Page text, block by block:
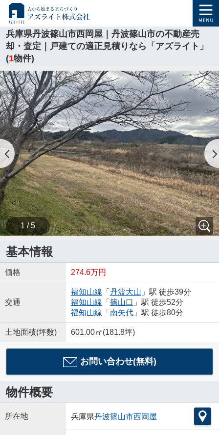
兵庫県丹波篠山市西岡屋｜丹波篠山市の不動産売
却・査定｜戸建ての適正見積りなら「アズライト」
(1物件)
1 / 5
基本情報
価格 274.6万円
交通
福知山線 「 丹波大山 」駅 徒歩39分
福知山線 「 篠山口 」駅 徒歩52分
福知山線 「 南矢代」駅 徒歩80分
土地面積(坪数) 601.00㎡(181.8坪)
お問い合わせ(無料)
物件概要
所在地 兵庫県丹波篠山市西岡屋